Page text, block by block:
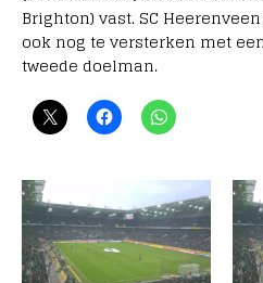
Brighton) vast. SC
ook nog te versterken met
tweede doelman.